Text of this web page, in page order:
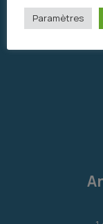
Paramètres